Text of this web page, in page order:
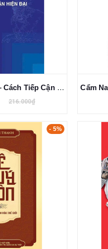
Trí Tuệ Nhân Tạo – Cách Tiếp Cận Hiện Đại - Đinh Mạnh Tường
216.000₫
- 5%